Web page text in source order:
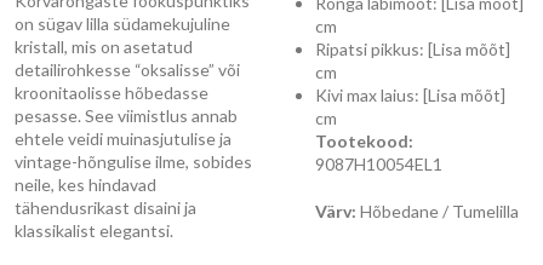
on sügav lilla südamekujuline
kristall, mis on asetatud
detailirohkesse “oksalisse” või
kroonitaolisse hõbedasse
pesasse. See viimistlus annab
ehtele veidi muinasjutulise ja
vintage-hõngulise ilme, sobides
neile, kes hindavad
tähendusrikast disaini ja
klassikalist elegantsi.
cm
Ripatsi pikkus: [Lisa mõõt]
cm
Kivi max laius: [Lisa mõõt]
cm
Tootekood:
9087H10054EL1
Värv: Hõbedane / Tumelilla